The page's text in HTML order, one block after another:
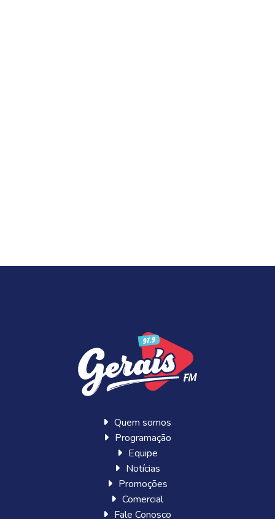
Quem somos
Programação
Equipe
Notícias
Promoções
Comercial
Fale Conosco